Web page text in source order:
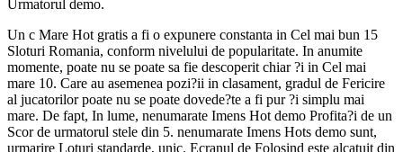
Urmatorul demo.
Un c Mare Hot gratis a fi o expunere constanta in Cel mai bun 15
Sloturi Romania, conform nivelului de popularitate. In anumite
momente, poate nu se poate sa fie descoperit chiar ?i in Cel mai
mare 10. Care au asemenea pozi?ii in clasament, gradul de Fericire
al jucatorilor poate nu se poate dovede?te a fi pur ?i simplu mai
mare. De fapt, In lume, nenumarate Imens Hot demo Profita?i de un
Scor de urmatorul stele din 5. nenumarate Imens Hots demo sunt,
urmarire Loturi standarde, unic. Ecranul de Folosind este alcatuit din